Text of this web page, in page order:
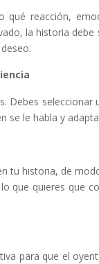
reacción,
la historia
Debes
se le habla y
tu historia, de
que quieres que
para que el